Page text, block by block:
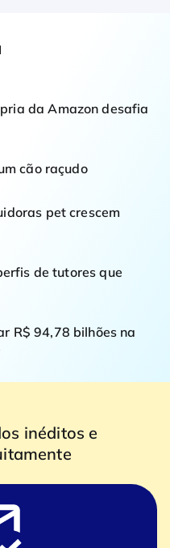
da Amazon desafia
cão raçudo
pet crescem
de tutores que
R$ 94,78 bilhões na
inéditos e